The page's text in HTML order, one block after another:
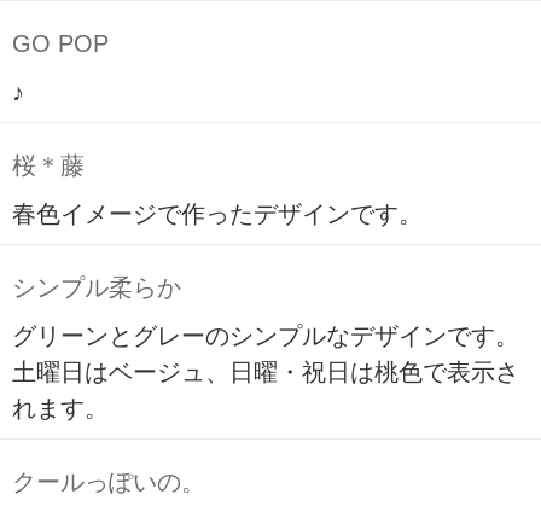
GO POP
♪
桜＊藤
春色イメージで作ったデザインです。
シンプル柔らか
グリーンとグレーのシンプルなデザインです。
土曜日はベージュ、日曜・祝日は桃色で表示さ
れます。
クールっぽいの。